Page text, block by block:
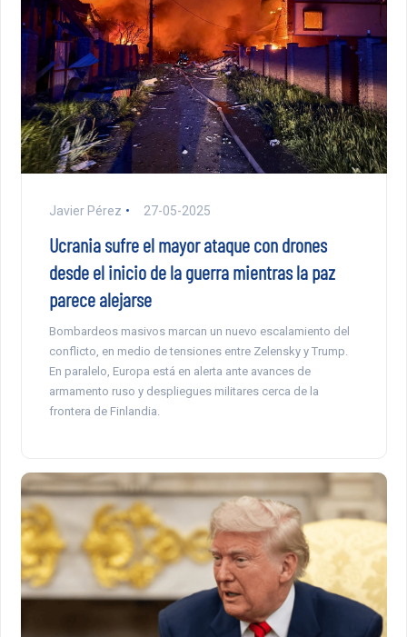
Javier Pérez 27-05-2025
Ucrania sufre el mayor ataque con drones
desde el inicio de la guerra mientras la paz
parece alejarse
Bombardeos masivos marcan un nuevo escalamiento del
conflicto, en medio de tensiones entre Zelensky y Trump.
En paralelo, Europa está en alerta ante avances de
armamento ruso y despliegues militares cerca de la
frontera de Finlandia.